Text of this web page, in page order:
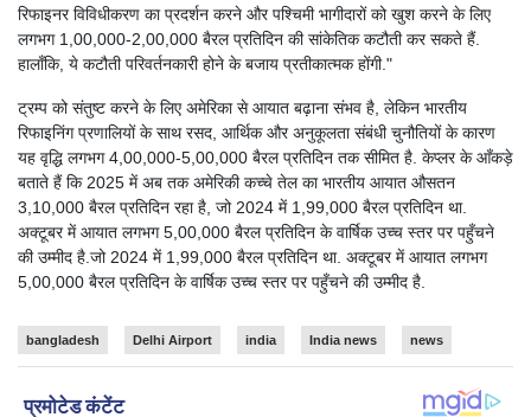
रिफाइनर विविधीकरण का प्रदर्शन करने और पश्चिमी भागीदारों को खुश करने के लिए
लगभग 1,00,000-2,00,000 बैरल प्रतिदिन की सांकेतिक कटौती कर सकते हैं.
हालाँकि, ये कटौती परिवर्तनकारी होने के बजाय प्रतीकात्मक होंगी."
ट्रम्प को संतुष्ट करने के लिए अमेरिका से आयात बढ़ाना संभव है, लेकिन भारतीय
रिफाइनिंग प्रणालियों के साथ रसद, आर्थिक और अनुकूलता संबंधी चुनौतियों के कारण
यह वृद्धि लगभग 4,00,000-5,00,000 बैरल प्रतिदिन तक सीमित है. केप्लर के आँकड़े
बताते हैं कि 2025 में अब तक अमेरिकी कच्चे तेल का भारतीय आयात औसतन
3,10,000 बैरल प्रतिदिन रहा है, जो 2024 में 1,99,000 बैरल प्रतिदिन था.
अक्टूबर में आयात लगभग 5,00,000 बैरल प्रतिदिन के वार्षिक उच्च स्तर पर पहुँचने
की उम्मीद है.जो 2024 में 1,99,000 बैरल प्रतिदिन था. अक्टूबर में आयात लगभग
5,00,000 बैरल प्रतिदिन के वार्षिक उच्च स्तर पर पहुँचने की उम्मीद है.
bangladesh Delhi Airport india India news news